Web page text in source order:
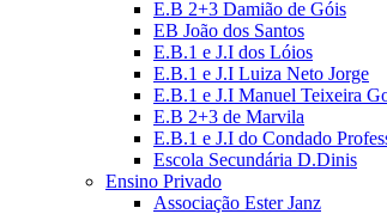
E.B 2+3 Damião de Góis
EB João dos Santos
E.B.1 e J.I dos Lóios
E.B.1 e J.I Luiza Neto Jorge
E.B.1 e J.I Manuel Teixeira
E.B 2+3 de Marvila
E.B.1 e J.I do Condado
Escola Secundária D.Dinis
Ensino Privado
Associação Ester Janz